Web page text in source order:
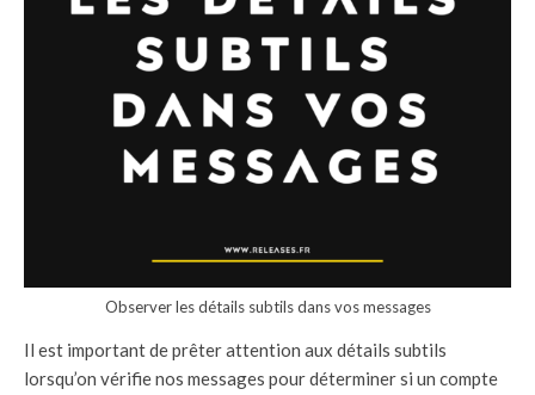
Observer les détails subtils dans vos messages
Il est important de prêter attention aux détails subtils
lorsqu’on vérifie nos messages pour déterminer si un compte